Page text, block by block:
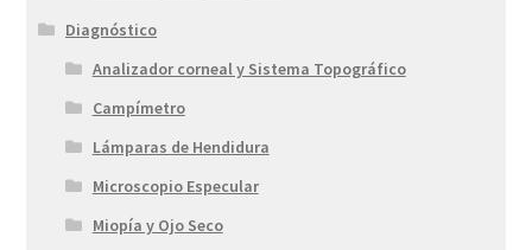
Diagnóstico
Analizador corneal y Sistema Topográfico
Campímetro
Lámparas de Hendidura
Microscopio Especular
Miopía y Ojo Seco